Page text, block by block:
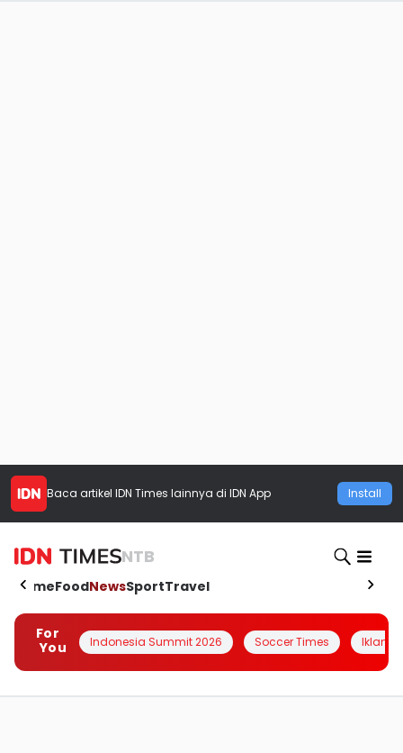
Baca artikel IDN Times lainnya di IDN App Install
NTB
HomeFoodNewsSportTravel
For
You
Indonesia Summit 2026 Soccer Times Iklanin